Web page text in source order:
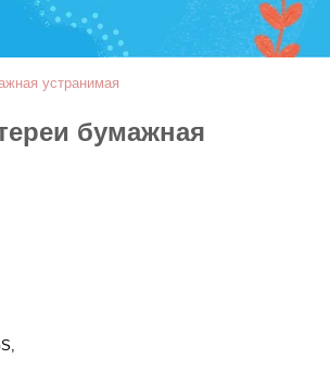
устранимая
бумажная